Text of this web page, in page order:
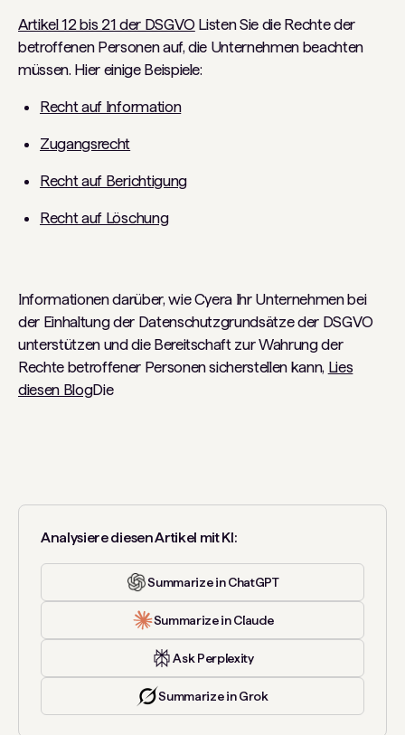
Artikel 12 bis 21 der DSGVO Listen Sie die Rechte der
betroffenen Personen auf, die Unternehmen beachten
müssen. Hier einige Beispiele:
Recht auf Information
Zugangsrecht
Recht auf Berichtigung
Recht auf Löschung
Informationen darüber, wie Cyera Ihr Unternehmen bei
der Einhaltung der Datenschutzgrundsätze der DSGVO
unterstützen und die Bereitschaft zur Wahrung der
Rechte betroffener Personen sicherstellen kann, Lies
diesen BlogDie
Analysiere diesen Artikel mit KI:
Summarize in ChatGPT
Summarize in Claude
Ask Perplexity
Summarize in Grok